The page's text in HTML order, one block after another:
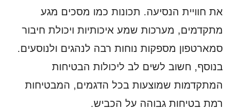
את חוויית הנסיעה. תכונות כמו מסכים מגע
מתקדמים, מערכות שמע איכותיות ויכולת חיבור
סמארטפון מספקות נוחות רבה לנהגים ולנוסעים.
בנוסף, חשוב לשים לב ליכולות הבטיחות
המתקדמות שמוצעות בכל הדגמים, המבטיחות
רמת בטיחות גבוהה על הכביש.